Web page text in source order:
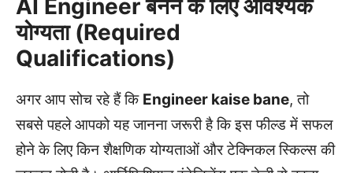
AI Engineer बनने के लिए आवश्यक
योग्यता (Required
Qualifications)
अगर आप सोच रहे हैं कि Engineer kaise bane, तो
सबसे पहले आपको यह जानना जरूरी है कि इस फील्ड में सफल
होने के लिए किन शैक्षणिक योग्यताओं और टेक्निकल स्किल्स की